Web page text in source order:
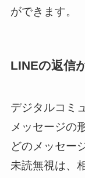
ができます。
LINEの返信
デジタルコミ
メッセージの
どのメッセー
未読無視は、